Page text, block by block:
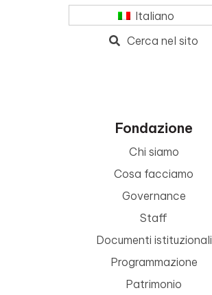
Italiano
Cerca nel sito
Fondazione
Chi siamo
Cosa facciamo
Governance
Staff
Documenti istituzionali
Programmazione
Patrimonio